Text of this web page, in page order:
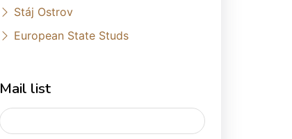
Stáj Ostrov
European State Studs
Mail list